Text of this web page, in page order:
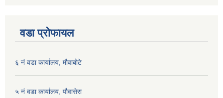
वडा प्रोफायल
६ नं वडा कार्यालय, मौवाबोटे
५ नं वडा कार्यालय, पौवासेरा